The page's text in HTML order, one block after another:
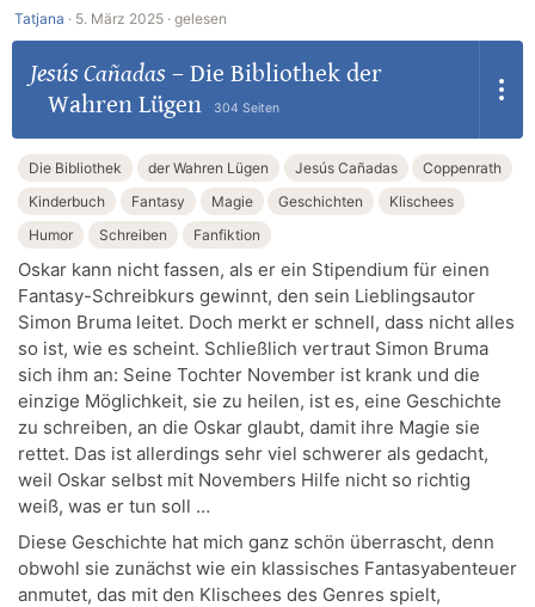
Tatjana · 5. März 2025 · gelesen
Jesús Cañadas – Die Bibliothek der
Wahren Lügen
304 Seiten
Die Bibliothek der Wahren Lügen Jesús Cañadas
Coppenrath
Kinderbuch
Fantasy Magie Geschichten
Klischees
Humor
Schreiben Fanfiktion
Oskar kann nicht fassen, als er ein Stipendium für einen
Fantasy-Schreibkurs gewinnt, den sein Lieblingsautor
Simon Bruma leitet. Doch merkt er schnell, dass nicht alles
so ist, wie es scheint. Schließlich vertraut Simon Bruma
sich ihm an: Seine Tochter November ist krank und die
einzige Möglichkeit, sie zu heilen, ist es, eine Geschichte
zu schreiben, an die Oskar glaubt, damit ihre Magie sie
rettet. Das ist allerdings sehr viel schwerer als gedacht,
weil Oskar selbst mit Novembers Hilfe nicht so richtig
weiß, was er tun soll …
Diese Geschichte hat mich ganz schön überrascht, denn
obwohl sie zunächst wie ein klassisches Fantasyabenteuer
anmutet, das mit den Klischees des Genres spielt,